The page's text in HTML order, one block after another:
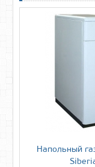
Напольный